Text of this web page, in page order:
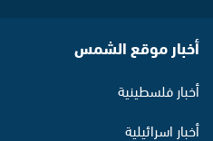
أخبار موقع الشمس
أخبار فلسطينية
أخبار اسرائيلية